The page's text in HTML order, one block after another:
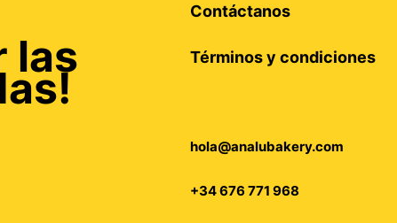
las
Contáctanos
Términos y condiciones
hola@analubakery.com
+34 676 771 968